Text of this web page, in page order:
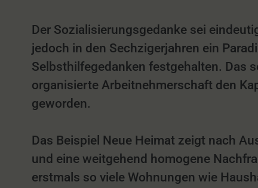
Der Sozialisierungsgedanke sei
jedoch in den Sechzigerjahren ein
Selbsthilfegedanken festgehalten. Das
organisierte Arbeitnehmerschaft den
geworden.
Das Beispiel Neue Heimat zeigt nach
und eine weitgehend homogene
erstmals so viele Wohnungen wie